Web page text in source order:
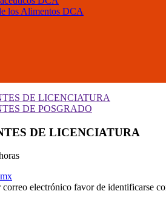
los Alimentos DCA
DE LICENCIATURA
DE POSGRADO
DE LICENCIATURA
electrónico favor de identificarse